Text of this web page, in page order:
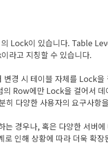
의 Lock이 있습니다. Table
라고 지칭할 수 있습니다.
경 시 테이블 자체를 Lock을
Row에만 Lock을 걸어서 데
히 다양한 사용자의 요구사항
는 경우나, 혹은 다양한 서버
로 인해 상황에 따라 더욱 확